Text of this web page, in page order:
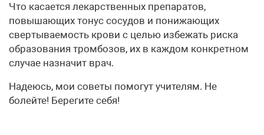
Что касается лекарственных препаратов,
повышающих тонус сосудов и понижающих
свертываемость крови с целью избежать риска
образования тромбозов, их в каждом конкретном
случае назначит врач.
Надеюсь, мои советы помогут учителям. Не
болейте! Берегите себя!